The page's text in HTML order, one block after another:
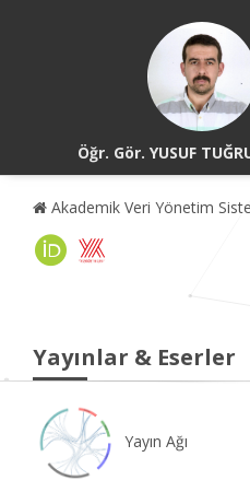
Öğr. Gör. YUSUF
Akademik Veri Yönetim
Yayınlar & Eserler
Yayın Ağı